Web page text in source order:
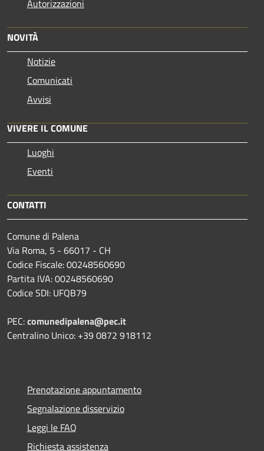
Autorizzazioni
NOVITÀ
Notizie
Comunicati
Avvisi
VIVERE IL COMUNE
Luoghi
Eventi
CONTATTI
Comune di Palena
Via Roma, 5 - 66017 - CH
Codice Fiscale: 00248560690
Partita IVA: 00248560690
Codice SDI: UFQB79
PEC:comunedipalena@pec.it
Centralino Unico: +39 0872 918112
Prenotazione appuntamento
Segnalazione disservizio
Leggi le FAQ
Richiesta assistenza